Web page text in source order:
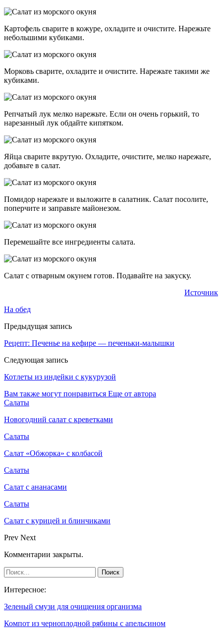
Картофель сварите в кожуре, охладите и очистите. Нарежьте
небольшими кубиками.
Морковь сварите, охладите и очистите. Нарежьте такими же
кубиками.
Репчатый лук мелко нарежьте. Если он очень горький, то
нарезанный лук обдайте кипятком.
Яйца сварите вкрутую. Охладите, очистите, мелко нарежьте,
добавьте в салат.
Помидор нарежьте и выложите в салатник. Салат посолите,
поперчите и заправьте майонезом.
Перемешайте все ингредиенты салата.
Салат с отварным окунем готов. Подавайте на закуску.
Источник
На обед
Предыдущая запись
Рецепт: Печенье на кефире — печеньки-малышки
Следующая запись
Котлеты из индейки с кукурузой
Вам также могут понравиться Еще от автора
Салаты
Новогодний салат с креветками
Салаты
Салат «Обжорка» с колбасой
Салаты
Салат с ананасами
Салаты
Салат с курицей и блинчиками
Prev Next
Комментарии закрыты.
Интересное:
Зеленый смузи для очищения организма
Компот из черноплодной рябины с апельсином